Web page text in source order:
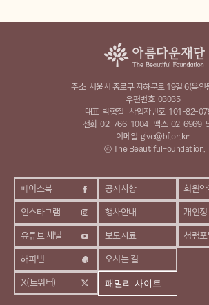
페이스북
인스타그램
유튜브 채널
해피빈
X(트위터)
공지사항
행사안내
보도자료
오시는 길
회원
개인
청렴
주소 서울시 종로구 자하문로 19길 6(옥
우편번호 03035
대표 박형철 사업자번호 101-82-
전화 02-766-1004 팩스 02-6969-
이메일 give@bf.or.kr
ⓒ The BeautifulFoundation.